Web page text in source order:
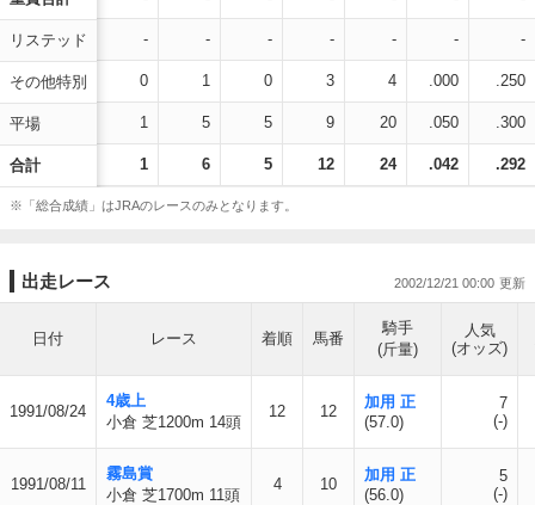
リステッド
その他特別
平場
合計
- - - - - - -
0 1 0 3 4 .000 .250
1 5 5 9 20 .050 .300
1 6 5 12 24 .042 .292
※「総合成績」はJRAのレースのみとなります。
出走レース 2002/12/21 00:00
日付 レース 着順 馬番
騎手
(斤量)
人気
(オッズ)
1991/08/24
4歳上
小倉 芝1200m 14頭
12 12
加用 正
(57.0)
7
(-)
1991/08/11
霧島賞
小倉 芝1700m 11頭
4 10
加用 正
(56.0)
5
(-)